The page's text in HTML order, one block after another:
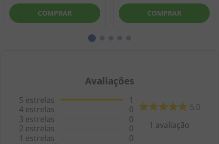
COMPRAR COMPRAR
Avaliações
5 estrelas
4estrelas
3 estrelas
2 estrelas
1 estrelas
1
0
0
0
0
5.0
1 avaliação